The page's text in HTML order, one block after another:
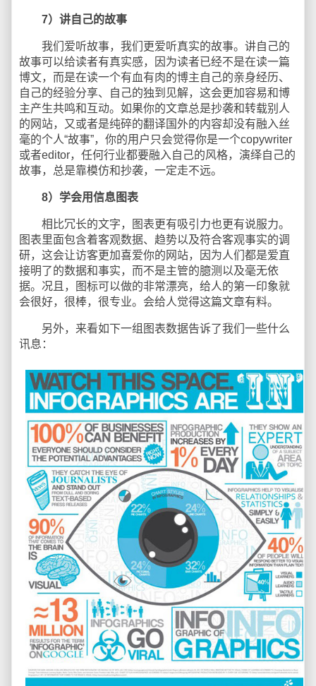
7）讲自己的故事
我们爱听故事，我们更爱听真实的故事。讲自己的
故事可以给读者有真实感，因为读者已经不是在读一篇
博文，而是在读一个有血有肉的博主自己的亲身经历、
自己的经验分享、自己的独到见解，这会更加容易和博
主产生共鸣和互动。如果你的文章总是抄袭和转载别人
的网站，又或者是纯碎的翻译国外的内容却没有融入丝
毫的个人“故事”，你的用户只会觉得你是一个copywriter
或者editor，任何行业都要融入自己的风格，演绎自己的
故事，总是靠模仿和抄袭，一定走不远。
8）学会用信息图表
相比冗长的文字，图表更有吸引力也更有说服力。
图表里面包含着客观数据、趋势以及符合客观事实的调
研，这会让访客更加喜爱你的网站，因为人们都是爱直
接明了的数据和事实，而不是主管的臆测以及毫无依
据。况且，图标可以做的非常漂亮，给人的第一印象就
会很好，很棒，很专业。会给人觉得这篇文章有料。
另外，来看如下一组图表数据告诉了我们一些什么
讯息：